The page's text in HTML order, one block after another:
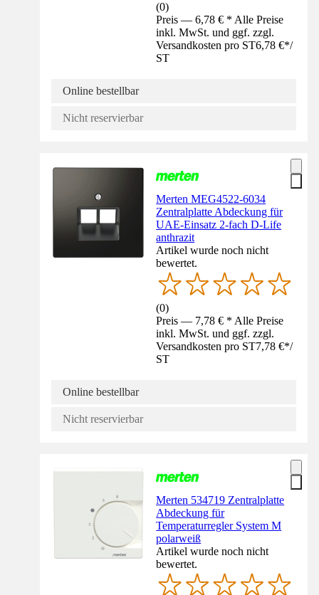
(0)
Preis — 6,78 € * Alle Preise
inkl. MwSt. und ggf. zzgl.
Versandkosten pro ST6,78 €*/
ST
Online bestellbar
Nicht reservierbar
Merten MEG4522-6034
Zentralplatte Abdeckung für
UAE-Einsatz 2-fach D-Life
anthrazit
Artikel wurde noch nicht
bewertet.
(0)
Preis — 7,78 € * Alle Preise
inkl. MwSt. und ggf. zzgl.
Versandkosten pro ST7,78 €*/
ST
Online bestellbar
Nicht reservierbar
Merten 534719 Zentralplatte
Abdeckung für
Temperaturregler System M
polarweiß
Artikel wurde noch nicht
bewertet.